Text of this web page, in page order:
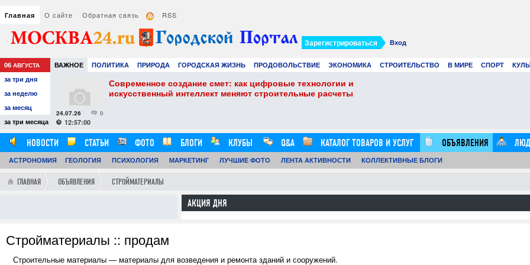
Главная О сайте Обратная связь RSS
Вход
Зарегистрироваться
06 АВГУСТА ВАЖНОЕ ПОЛИТИКА ПРИРОДА ГОРОДСКАЯ ЖИЗНЬ ПРОДОВОЛЬСТВИЕ ЭКОНОМИКА СТРОИТЕЛЬСТВО В МИРЕ СПОРТ
РАЗВЛЕЧЕНИЯ И ОТДЫХ
за три дня
за неделю
за месяц
за три месяца
и
0
24.07.26
12:57:00
Современное создание смет: как цифровые технологии и
искусственный интеллект меняют строительные расчеты
НОВОСТИ СТАТЬИ ФОТО БЛОГИ КЛУБЫ Q&A КАТАЛОГ ТОВАРОВ И УСЛУГ ОБЪЯВЛЕНИЯ
АСТРОНОМИЯ ГЕОЛОГИЯ ПСИХОЛОГИЯ МАРКЕТИНГ ЛУЧШИЕ ФОТО ЛЕНТА АКТИВНОСТИ КОЛЛЕКТИВНЫЕ БЛОГИ
ГЛАВНАЯ ОБЪЯВЛЕНИЯ СТРОЙМАТЕРИАЛЫ
АКЦИЯ ДНЯ
Стройматериалы :: продам
Строительные материалы — материалы для возведения и ремонта зданий и сооружений.